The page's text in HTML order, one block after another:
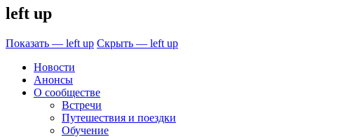
left up
Показать — left up Скрыть — left up
Новости
Анонсы
О сообществе
Встречи
Путешествия и поездки
Обучение